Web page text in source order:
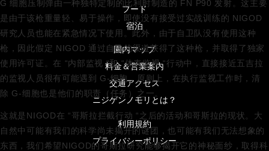
G 细胞压制弹由一种独特定制的比利时制造的 FN P90 发射。这主要
是由于该枪重量轻、易于操作，即使没有接受过实战训练的 NIGOD
研究人员也能在紧急情况下使用。此外，由于自卫队没有使用这种
枪，因此假定 NIGOD 通过自己的渠道获得了这种枪，并取得了独家
使用许可证。在 “内部监视 “和 “体表监视 “行动中，直接接近五吉拉
的监视人员很有可能遇到 G-细胞，原则上，在执行监视工作时，清
除 G-细胞也是他们的职责（任务）之一。
这就是NIGOD在 “哥斯拉拦截行动 “之后的活动和哥斯拉的现状。大
自然中可能有我们的科学尚未揭开的谜团，也可能有我们无法想象的
东西，我们希望NIGOD的哥斯拉研究能够揭开它的神秘面纱，取得科
フード
宿泊
園内マップ
料金＆営業案内
交通アクセス
ニジゲンノモリとは？
利用規約
プライバシーポリシー